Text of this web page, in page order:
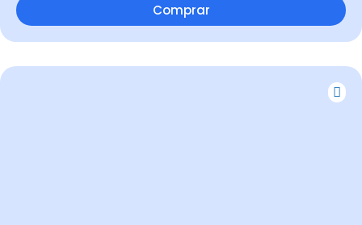
Comprar